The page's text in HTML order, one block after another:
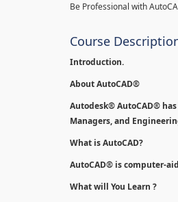
Be Professional with
Course
Introduction.
About AutoCAD®
Autodesk® AutoCAD®
Managers, and
What is AutoCAD?
AutoCAD® is computer-
What will You Learn ?